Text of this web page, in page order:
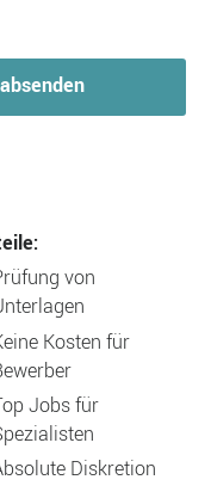
von
Kosten für
Jobs für
Diskretion